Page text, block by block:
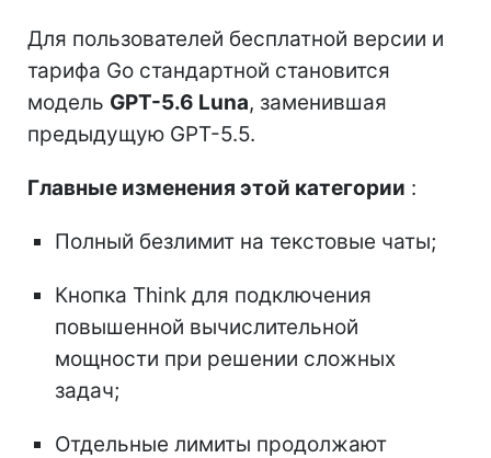
Для пользователей бесплатной версии и
тарифа Go стандартной становится
модель GPT-5.6 Luna, заменившая
предыдущую GPT-5.5.
Главные изменения этой категории :
Полный безлимит на текстовые чаты;
Кнопка Think для подключения
повышенной вычислительной
мощности при решении сложных
задач;
Отдельные лимиты продолжают